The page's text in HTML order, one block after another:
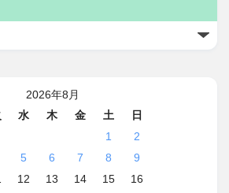
2026年8月
水 木 金 土
日
1
2
5 6 7 8
9
12 13 14 15
16